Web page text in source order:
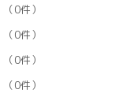
（0件）
（0件）
（0件）
（0件）